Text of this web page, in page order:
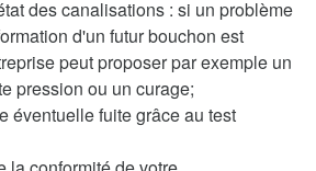
des canalisations : si un problème
d'un futur bouchon est
peut proposer par exemple un
pression ou un curage;
éventuelle fuite grâce au test